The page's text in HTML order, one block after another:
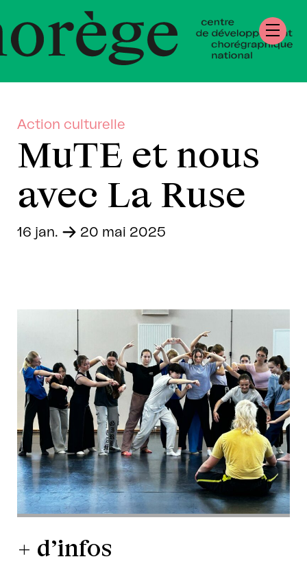
de
Action culturelle
MuTE et nous
avec La Ruse
16 jan. - 20 mai 2025
+ d’infos